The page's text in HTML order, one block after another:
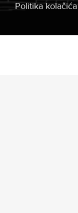
Politika kolačića